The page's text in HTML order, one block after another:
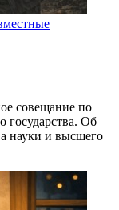
совещание по
государства. Об
науки и высшего